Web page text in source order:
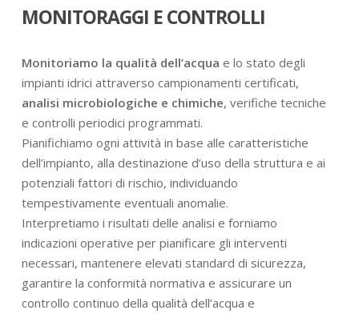
MONITORAGGI E CONTROLLI
Monitoriamo la qualità dell’acqua e lo stato degli
impianti idrici attraverso campionamenti certificati,
analisi microbiologiche e chimiche, verifiche tecniche
e controlli periodici programmati.
Pianifichiamo ogni attività in base alle caratteristiche
dell’impianto, alla destinazione d’uso della struttura e ai
potenziali fattori di rischio, individuando
tempestivamente eventuali anomalie.
Interpretiamo i risultati delle analisi e forniamo
indicazioni operative per pianificare gli interventi
necessari, mantenere elevati standard di sicurezza,
garantire la conformità normativa e assicurare un
controllo continuo della qualità dell’acqua e